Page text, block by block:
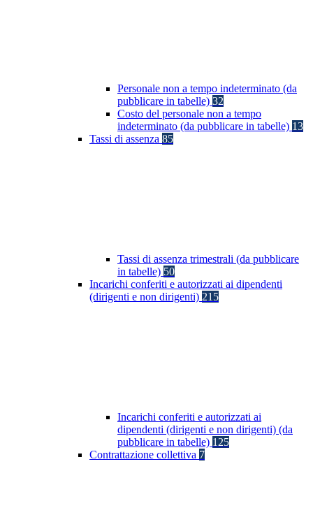
Personale non a tempo indeterminato (da
pubblicare in tabelle) 32
Costo del personale non a tempo
indeterminato (da pubblicare in tabelle) 13
Tassi di assenza 85
Tassi di assenza trimestrali (da pubblicare
in tabelle) 50
Incarichi conferiti e autorizzati ai dipendenti
(dirigenti e non dirigenti) 215
Incarichi conferiti e autorizzati ai
dipendenti (dirigenti e non dirigenti) (da
pubblicare in tabelle) 125
Contrattazione collettiva 7